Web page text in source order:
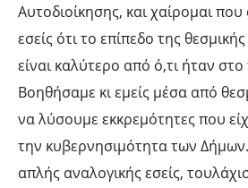
Αυτοδιοίκησης, και χαίρομαι που
εσείς ότι το επίπεδο της
είναι καλύτερο από ό,τι ήταν
Βοηθήσαμε κι εμείς μέσα από
να λύσουμε εκκρεμότητες που
την κυβερνησιμότητα των
απλής αναλογικής εσείς,